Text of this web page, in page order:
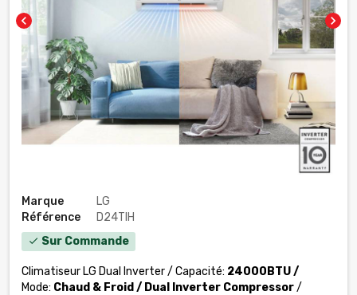
chevron_left chevron_right
Marque
LG
Référence
D24TIH
check Sur Commande
Climatiseur LG Dual Inverter / Capacité: 24000BTU /
Mode: Chaud & Froid / Dual Inverter Compressor/